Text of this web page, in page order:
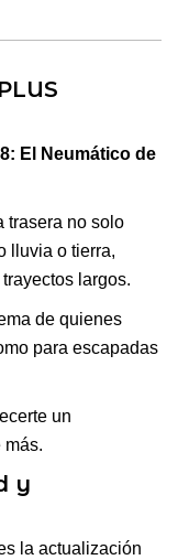
El Neumático de
trasera no solo
lluvia o tierra,
largos.
de quienes
para escapadas
un
más.
y
la actualización